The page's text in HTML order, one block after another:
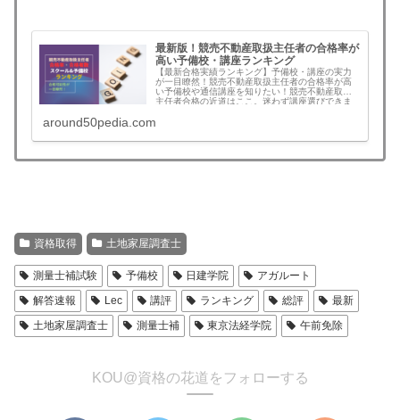
最新版！競売不動産取扱主任者の合格率が
高い予備校・講座ランキング
【最新合格実績ランキング】予備校・講座の実力
が一目瞭然！競売不動産取扱主任者の合格率が高
い予備校や通信講座を知りたい！競売不動産取扱
主任者合格の近道はここ。迷わず講座選びできま
around50pedia.com
資格取得 土地家屋調査士
測量士補試験 予備校 日建学院
アガルート
解答速報
Lec 講評 ランキング 総評
最新
土地家屋調査士
測量士補 東京法経学院 午前免除
KOU@資格の花道をフォローする